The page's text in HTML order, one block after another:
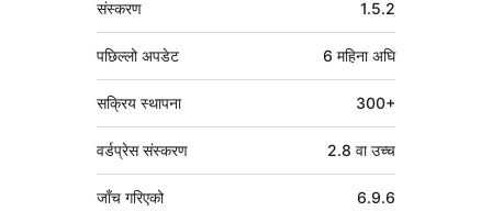
संस्करण 1.5.2
पछिल्लो अपडेट 6 महिनाअघि
सक्रिय स्थापना 300+
वर्डप्रेस संस्करण 2.8 वा उच्च
जाँच गरिएको 6.9.6